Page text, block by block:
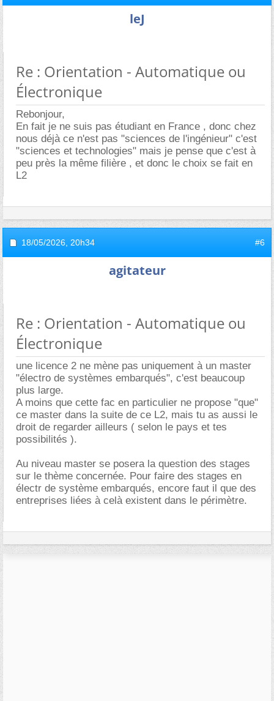
leJ
Re : Orientation - Automatique ou
Électronique
Rebonjour,
En fait je ne suis pas étudiant en France , donc chez
nous déjà ce n'est pas "sciences de l'ingénieur" c'est
"sciences et technologies" mais je pense que c'est à
peu près la même filière , et donc le choix se fait en
L2
18/05/2026, 20h34 #6
agitateur
Re : Orientation - Automatique ou
Électronique
une licence 2 ne mène pas uniquement à un master
"électro de systèmes embarqués", c'est beaucoup
plus large.
A moins que cette fac en particulier ne propose "que"
ce master dans la suite de ce L2, mais tu as aussi le
droit de regarder ailleurs ( selon le pays et tes
possibilités ).
Au niveau master se posera la question des stages
sur le thème concernée. Pour faire des stages en
électr de système embarqués, encore faut il que des
entreprises liées à celà existent dans le périmètre.